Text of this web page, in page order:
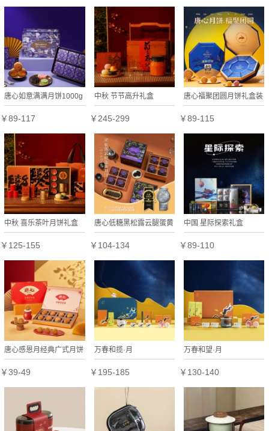
送礼送长辈广式月饼
唐心如意满满月饼1000g
礼盒蛋黄莲蓉豆沙广式月
饼多口味中秋送礼
￥89-117
中秋 节节高升礼盒
￥245-299
唐心福聚团圆月饼礼盒装
860g中秋送礼蛋黄莲蓉
月饼红豆沙月饼
￥89-115
中秋 喜乐茶叶月饼礼盒
￥125-155
唐心低糖黑松露云腿蛋黄
月饼礼盒480g中秋桃山
皮月饼送礼
￥104-134
中国 星际探索礼盒
￥89-110
唐心感恩月经典广式月饼
蛋黄莲蓉红豆沙多口味组
合礼盒中秋送礼
￥39-49
万春和揽·月
￥195-185
万春和望·月
￥130-140